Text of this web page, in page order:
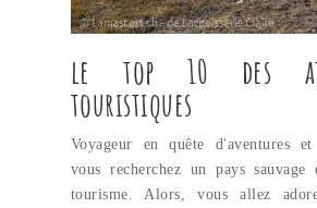
le top 10 des
touristiques
Voyageur en quête d'aventures
vous recherchez un pays sauvage
tourisme. Alors, vous allez